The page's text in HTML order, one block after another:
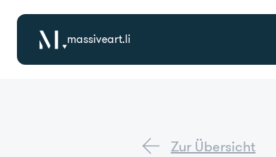
massiveart.li
Zur Übersicht